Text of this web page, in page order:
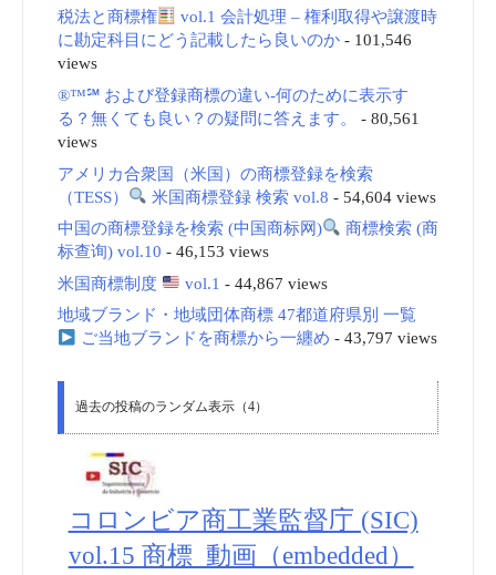
税法と商標権
vol.1 会計処理 – 権利取得や譲渡時
に勘定科目にどう記載したら良いのか- 101,546
views
®™℠ および登録商標の違い-何のために表示す
る？無くても良い？の疑問に答えます。
- 80,561
views
アメリカ合衆国（米国）の商標登録を検索
（TESS）
米国商標登録 検索 vol.8 - 54,604 views
中国の商標登録を検索 (中国商标网)
商標検索 (商
标查询) vol.10 - 46,153 views
米国商標制度
vol.1 - 44,867 views
地域ブランド・地域団体商標 47都道府県別 一覧
ご当地ブランドを商標から一纏め - 43,797 views
過去の投稿のランダム表示（4）
コロンビア商工業監督庁 (SIC)
vol.15 商標_動画（embedded）